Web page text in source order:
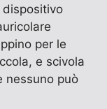
per le
e scivola
nessuno può